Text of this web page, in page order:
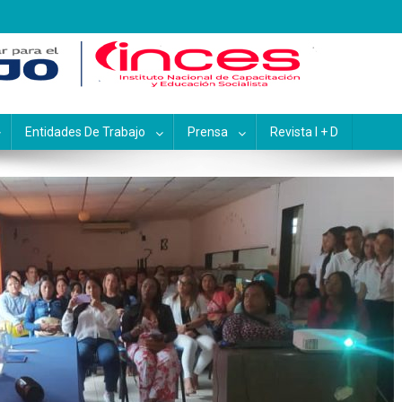
y Educación
Entidades De Trabajo Prensa Revista I + D